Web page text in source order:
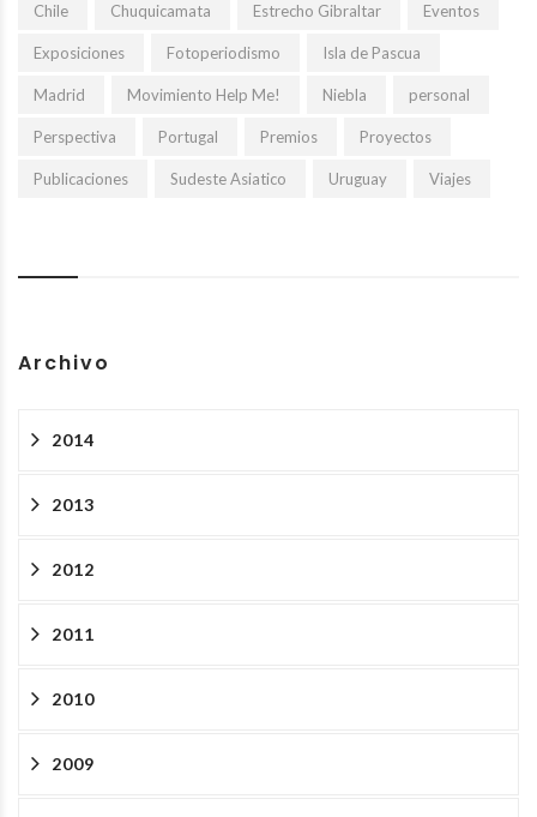
Chile Chuquicamata Estrecho Gibraltar Eventos
Exposiciones Fotoperiodismo Isla de Pascua
Madrid Movimiento Help Me! Niebla personal
Perspectiva Portugal Premios Proyectos
Publicaciones Sudeste Asiatico Uruguay Viajes
Archivo
2014
2013
2012
2011
2010
2009